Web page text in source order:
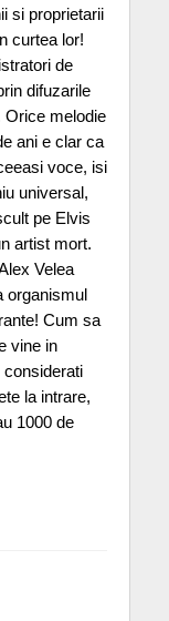
si proprietarii
curtea lor!
de
difuzarile
Orice melodie
ani e clar ca
voce, isi
universal,
pe Elvis
artist mort.
Velea
organismul
Cum sa
vine in
la intrare,
1000 de